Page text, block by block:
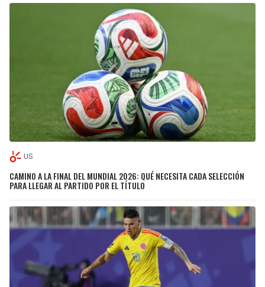
US
CAMINO A LA FINAL DEL MUNDIAL 2026: QUÉ NECESITA CADA SELECCIÓN
PARA LLEGAR AL PARTIDO POR EL TÍTULO